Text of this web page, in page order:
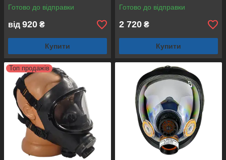
Готово до відправки
від 920 ₴
Купити
Готово до відправки
2 720 ₴
Купити
Топ продажів